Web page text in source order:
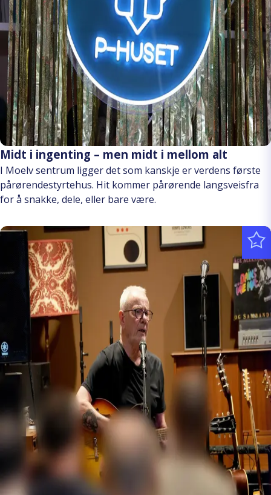
Midt i ingenting – men midt i mellom alt
I Moelv sentrum ligger det som kanskje er verdens første
pårørendestyrtehus. Hit kommer pårørende langsveisfra
for å snakke, dele, eller bare være.